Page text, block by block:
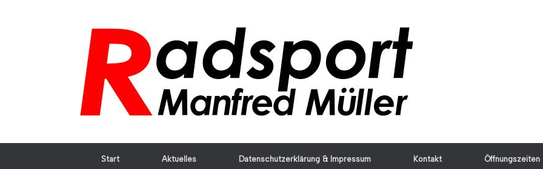
Start Aktuelles Datenschutzerklärung & Impressum Kontakt Öffnungszeiten